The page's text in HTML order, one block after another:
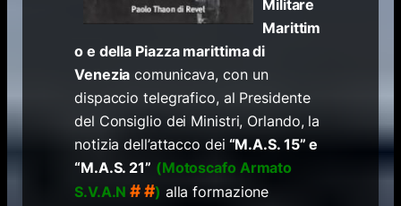
Militare
Marittim
o e della Piazza marittima di
Venezia comunicava, con un
dispaccio telegrafico, al Presidente
del Consiglio dei Ministri, Orlando, la
notizia dell’attacco dei “M.A.S. 15” e
“M.A.S. 21” (Motoscafo Armato
S.V.A.N# #) alla formazione